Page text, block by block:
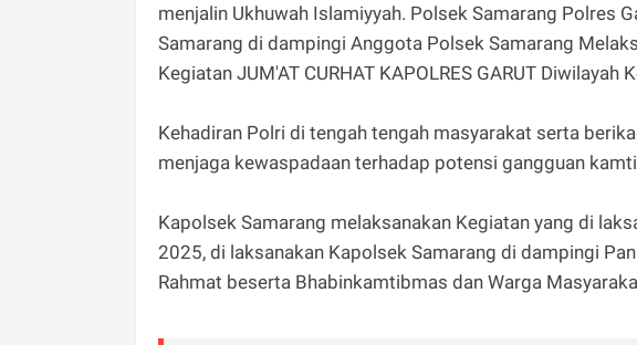
menjalin Ukhuwah Islamiyyah. Polsek Samarang Polres
Samarang di dampingi Anggota Polsek Samarang
Kegiatan JUM'AT CURHAT KAPOLRES GARUT Diwilayah
Kehadiran Polri di tengah tengah masyarakat serta
menjaga kewaspadaan terhadap potensi gangguan
Kapolsek Samarang melaksanakan Kegiatan yang di
2025, di laksanakan Kapolsek Samarang di dampingi
Rahmat beserta Bhabinkamtibmas dan Warga